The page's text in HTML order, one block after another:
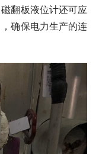
翻板液位计还可应
确保电力生产的连